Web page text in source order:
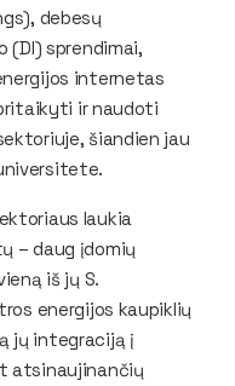
debesų
sprendimai,
internetas
ir naudoti
šiandien jau
laukia
– daug įdomių
iš jų S.
energijos kaupiklių
jų integraciją į
atsinaujinančių